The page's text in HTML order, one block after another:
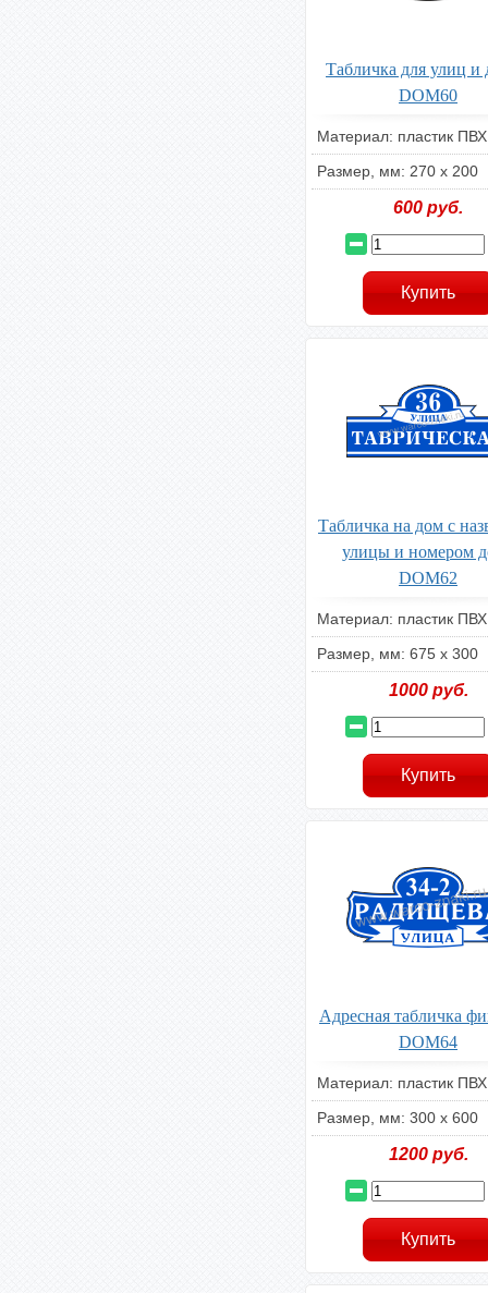
Табличка для улиц и
DOM60
Материал: пластик ПВХ
Размер, мм: 270 х 200
600 руб.
Табличка на дом с
улицы и номером
DOM62
Материал: пластик ПВХ
Размер, мм: 675 x 300
1000руб.
Адресная табличка
DOM64
Материал: пластик ПВХ
Размер, мм: 300 х 600
1200руб.